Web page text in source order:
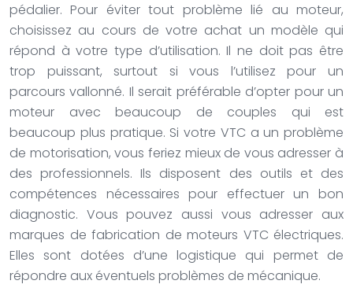
pédalier. Pour éviter tout problème lié au moteur,
choisissez au cours de votre achat un modèle qui
répond à votre type d’utilisation. Il ne doit pas être
trop puissant, surtout si vous l’utilisez pour un
parcours vallonné. Il serait préférable d’opter pour un
moteur avec beaucoup de couples qui est
beaucoup plus pratique. Si votre VTC a un problème
de motorisation, vous feriez mieux de vous adresser à
des professionnels. Ils disposent des outils et des
compétences nécessaires pour effectuer un bon
diagnostic. Vous pouvez aussi vous adresser aux
marques de fabrication de moteurs VTC électriques.
Elles sont dotées d’une logistique qui permet de
répondre aux éventuels problèmes de mécanique.